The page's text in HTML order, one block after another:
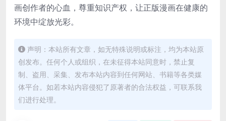
画创作者的心血，尊重知识产权，让正版漫画在健康的
环境中绽放光彩。
声明：本站所有文章，如无特殊说明或标注，均为本站原
创发布。任何个人或组织，在未征得本站同意时，禁止复
制、盗用、采集、发布本站内容到任何网站、书籍等各类媒
体平台。如若本站内容侵犯了原著者的合法权益，可联系我
们进行处理。